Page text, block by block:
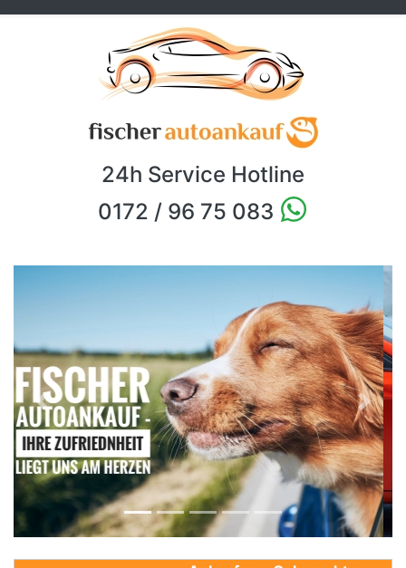
24h Service Hotline
0172 / 96 75 083
Previous Next